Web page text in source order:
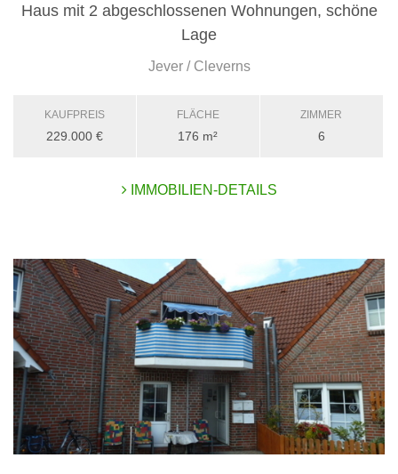
Haus mit 2 abgeschlossenen Wohnungen, schöne
Lage
Jever / Cleverns
KAUFPREIS
229.000 €
FLÄCHE
176 m²
ZIMMER
6
IMMOBILIEN-DETAILS